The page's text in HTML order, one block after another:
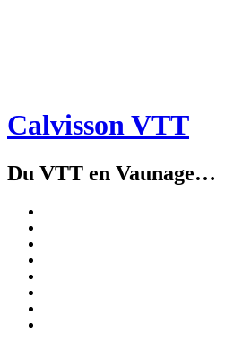
Calvisson VTT
Du VTT en Vaunage…